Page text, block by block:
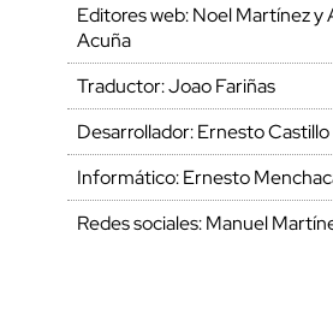
Editores web: Noel Martínez y
Acuña
Traductor: Joao Fariñas
Desarrollador: Ernesto Castillo
Informático: Ernesto
Redes sociales: Manuel